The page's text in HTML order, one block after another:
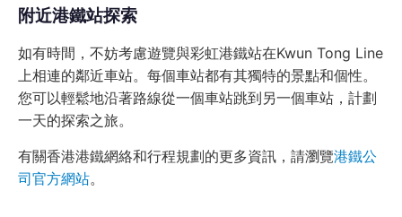
附近港鐵站探索
如有時間，不妨考慮遊覽與彩虹港鐵站在Kwun Tong Line
上相連的鄰近車站。每個車站都有其獨特的景點和個性。
您可以輕鬆地沿著路線從一個車站跳到另一個車站，計劃
一天的探索之旅。
有關香港港鐵網絡和行程規劃的更多資訊，請瀏覽港鐵公
司官方網站。